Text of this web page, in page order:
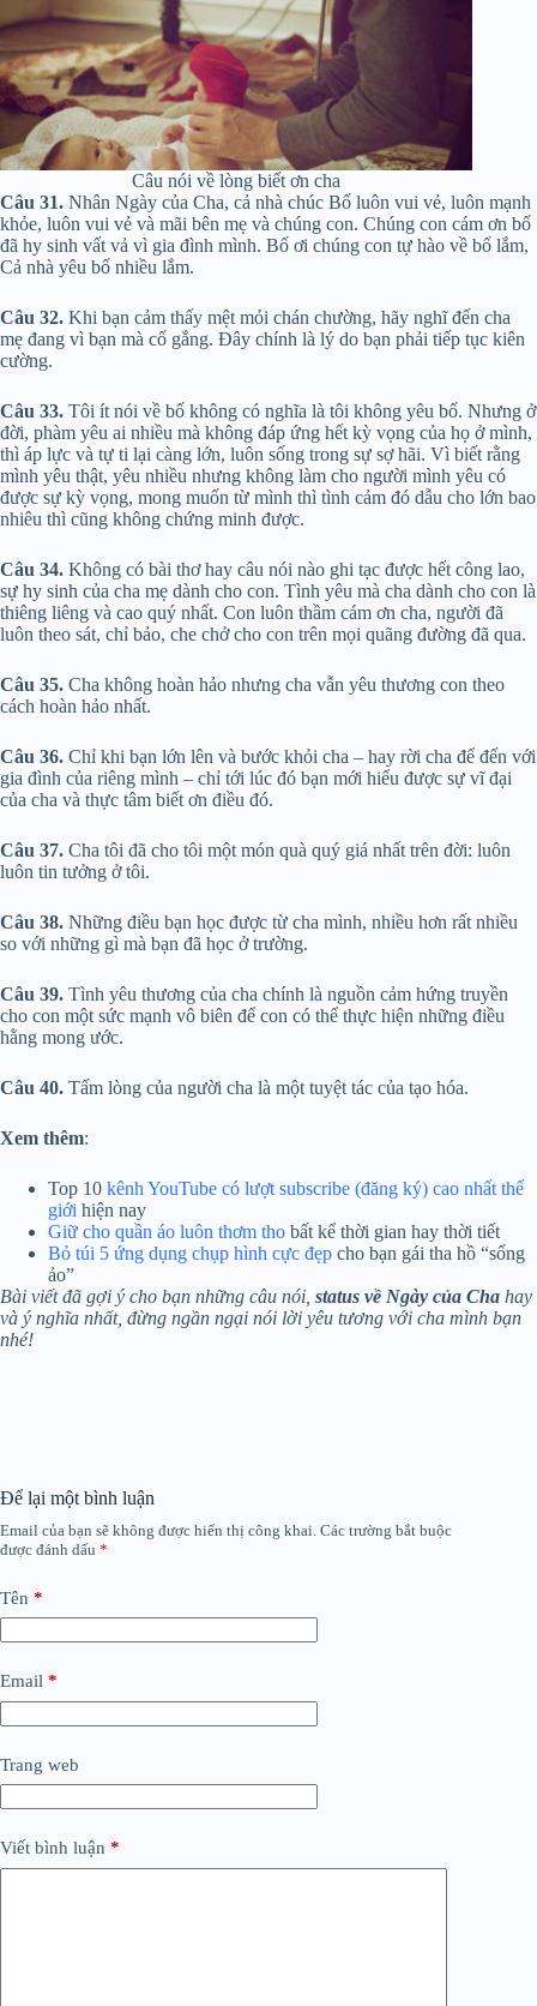
Câu nói về lòng biết ơn cha
Câu 31. Nhân Ngày của Cha, cả nhà chúc Bố luôn vui vẻ, luôn mạnh
khỏe, luôn vui vẻ và mãi bên mẹ và chúng con. Chúng con cám ơn bố
đã hy sinh vất vả vì gia đình mình. Bố ơi chúng con tự hào về bố lắm,
Cả nhà yêu bố nhiều lắm.
Câu 32. Khi bạn cảm thấy mệt mỏi chán chường, hãy nghĩ đến cha
mẹ đang vì bạn mà cố gắng. Đây chính là lý do bạn phải tiếp tục kiên
cường.
Câu 33. Tôi ít nói về bố không có nghĩa là tôi không yêu bố. Nhưng ở
đời, phàm yêu ai nhiều mà không đáp ứng hết kỳ vọng của họ ở mình,
thì áp lực và tự ti lại càng lớn, luôn sống trong sự sợ hãi. Vì biết rằng
mình yêu thật, yêu nhiều nhưng không làm cho người mình yêu có
được sự kỳ vọng, mong muốn từ mình thì tình cảm đó dẫu cho lớn bao
nhiêu thì cũng không chứng minh được.
Câu 34. Không có bài thơ hay câu nói nào ghi tạc được hết công lao,
sự hy sinh của cha mẹ dành cho con. Tình yêu mà cha dành cho con là
thiêng liêng và cao quý nhất. Con luôn thầm cám ơn cha, người đã
luôn theo sát, chỉ bảo, che chở cho con trên mọi quãng đường đã qua.
Câu 35. Cha không hoàn hảo nhưng cha vẫn yêu thương con theo
cách hoàn hảo nhất.
Câu 36. Chỉ khi bạn lớn lên và bước khỏi cha – hay rời cha để đến với
gia đình của riêng mình – chỉ tới lúc đó bạn mới hiểu được sự vĩ đại
của cha và thực tâm biết ơn điều đó.
Câu 37. Cha tôi đã cho tôi một món quà quý giá nhất trên đời: luôn
luôn tin tưởng ở tôi.
Câu 38. Những điều bạn học được từ cha mình, nhiều hơn rất nhiều
so với những gì mà bạn đã học ở trường.
Câu 39. Tình yêu thương của cha chính là nguồn cảm hứng truyền
cho con một sức mạnh vô biên để con có thể thực hiện những điều
hằng mong ước.
Câu 40. Tấm lòng của người cha là một tuyệt tác của tạo hóa.
Xem thêm:
Top 10 kênh YouTube có lượt subscribe (đăng ký) cao nhất thế
giới hiện nay
Giữ cho quần áo luôn thơm tho bất kể thời gian hay thời tiết
Bỏ túi 5 ứng dụng chụp hình cực đẹp cho bạn gái tha hồ “sống
ảo”
Bài viết đã gợi ý cho bạn những câu nói, status về Ngày của Cha hay
và ý nghĩa nhất, đừng ngần ngại nói lời yêu tương với cha mình bạn
nhé!
Để lại một bình luận
Email của bạn sẽ không được hiển thị công khai. Các trường bắt buộc
được đánh dấu *
Tên *
Email *
Trang web
Viết bình luận *